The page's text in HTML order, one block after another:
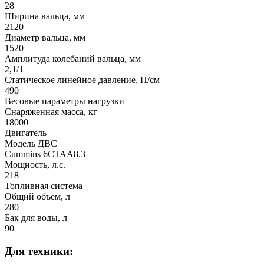
28
Ширина вальца, мм
2120
Диаметр вальца, мм
1520
Амплитуда колебаний вальца, мм
2,1/1
Статическое линейное давление, Н/см
490
Весовые параметры нагрузки
Снаряженная масса, кг
18000
Двигатель
Модель ДВС
Cummins 6CTAA8.3
Мощность, л.с.
218
Топливная система
Общий объем, л
280
Бак для воды, л
90
Для техники: